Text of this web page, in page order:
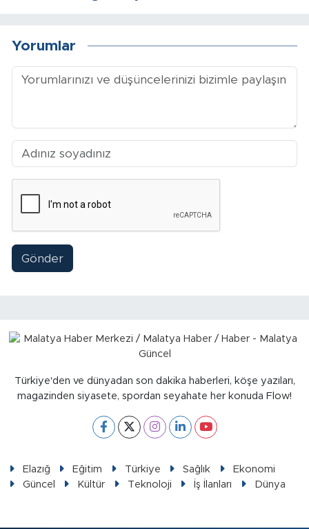
Yorumlar
Gönder
Türkiye'den ve dünyadan son dakika haberleri, köşe yazıları,
magazinden siyasete, spordan seyahate her konuda Flow!
Elazığ Eğitim Türkiye Sağlık
Ekonomi
Güncel
Kültür Teknoloji İş İlanları Dünya